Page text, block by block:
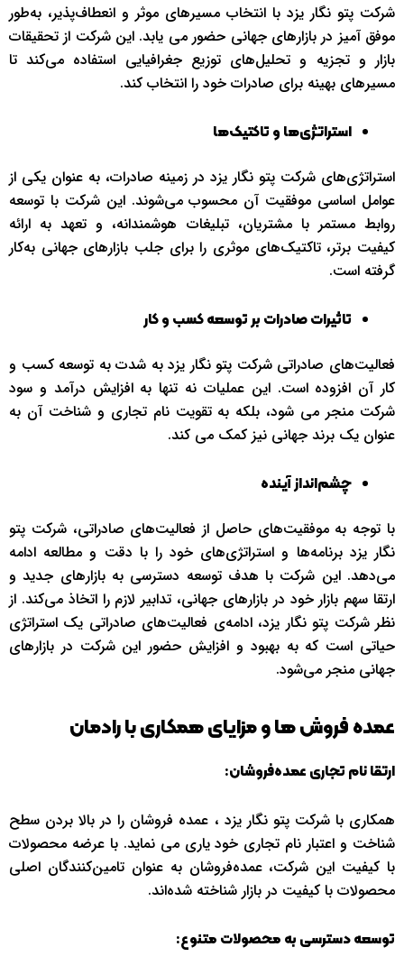
شرکت پتو نگار یزد با انتخاب مسیرهای موثر و انعطاف‌پذیر، به‌طور
موفق آمیز در بازارهای جهانی حضور می یابد. این شرکت از تحقیقات
بازار و تجزیه و تحلیل‌های توزیع جغرافیایی استفاده می‌کند تا
مسیرهای بهینه برای صادرات خود را انتخاب کند.
استراتژی‌ها و تاکتیک‌ها
استراتژی‌های شرکت پتو نگار یزد در زمینه صادرات، به عنوان یکی از
عوامل اساسی موفقیت آن محسوب می‌شوند. این شرکت با توسعه
روابط مستمر با مشتریان، تبلیغات هوشمندانه، و تعهد به ارائه
کیفیت برتر، تاکتیک‌های موثری را برای جلب بازارهای جهانی به‌کار
گرفته است.
تاثیرات صادرات بر توسعه کسب و کار
فعالیت‌های صادراتی شرکت پتو نگار یزد به شدت به توسعه کسب و
کار آن افزوده است. این عملیات نه تنها به افزایش درآمد و سود
شرکت منجر می شود، بلکه به تقویت نام تجاری و شناخت آن به
‌عنوان یک برند جهانی نیز کمک می کند.
چشم‌انداز آینده
با توجه به موفقیت‌های حاصل از فعالیت‌های صادراتی، شرکت پتو
نگار یزد برنامه‌ها و استراتژی‌های خود را با دقت و مطالعه ادامه
می‌دهد. این شرکت با هدف توسعه دسترسی به بازارهای جدید و
ارتقا سهم بازار خود در بازارهای جهانی، تدابیر لازم را اتخاذ می‌کند. از
نظر شرکت پتو نگار یزد، ادامه‌ی فعالیت‌های صادراتی یک استراتژی
حیاتی است که به بهبود و افزایش حضور این شرکت در بازارهای
جهانی منجر می‌شود.
عمده فروش ها و مزایای همکاری با رادمان
ارتقا نام تجاری عمده‌فروشان:
همکاری با شرکت پتو نگار یزد ، عمده‌ فروشان را در بالا بردن سطح
شناخت و اعتبار نام تجاری خود یاری می نماید. با عرضه محصولات
با کیفیت این شرکت، عمده‌فروشان به عنوان تامین‌کنندگان اصلی
محصولات با کیفیت در بازار شناخته شده‌اند.
توسعه دسترسی به محصولات متنوع: